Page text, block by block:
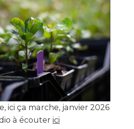
ici ça marche, janvier 2026
à écouter ici